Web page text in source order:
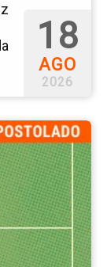
18
AGO
2026